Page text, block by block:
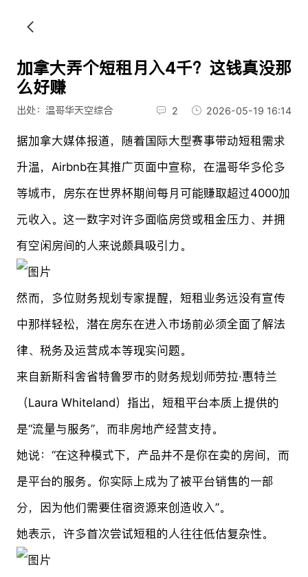
加拿大弄个短租月入4千？这钱真没那
么好赚
出处：温哥华天空综合 2 2026-05-19 16:14
据加拿大媒体报道，随着国际大型赛事带动短租需求
升温，Airbnb在其推广页面中宣称，在温哥华多伦多
等城市，房东在世界杯期间每月可能赚取超过4000加
元收入。这一数字对许多面临房贷或租金压力、并拥
有空闲房间的人来说颇具吸引力。
然而，多位财务规划专家提醒，短租业务远没有宣传
中那样轻松，潜在房东在进入市场前必须全面了解法
律、税务及运营成本等现实问题。
来自新斯科舍省特鲁罗市的财务规划师劳拉·惠特兰
（Laura Whiteland）指出，短租平台本质上提供的
是“流量与服务”，而非房地产经营支持。
她说：“在这种模式下，产品并不是你在卖的房间，而
是平台的服务。你实际上成为了被平台销售的一部
分，因为他们需要住宿资源来创造收入”。
她表示，许多首次尝试短租的人往往低估复杂性。